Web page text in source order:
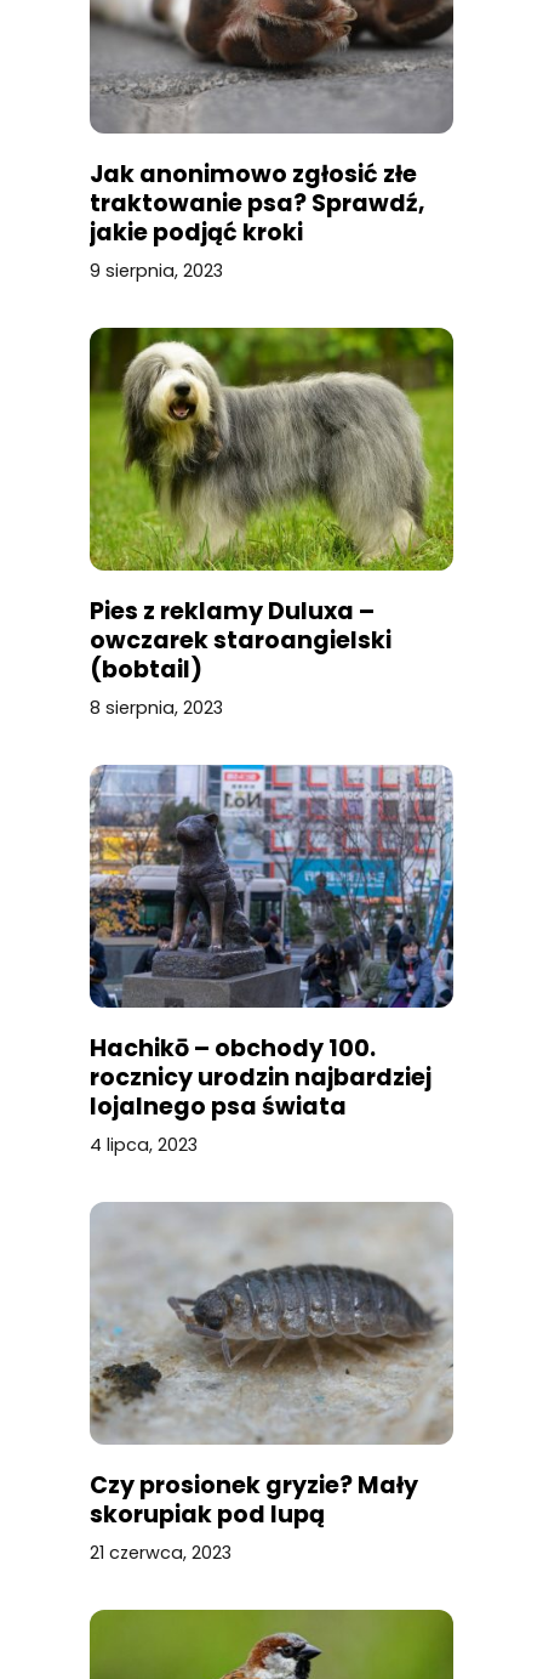
Jak anonimowo zgłosić złe
traktowanie psa? Sprawdź,
jakie podjąć kroki
9 sierpnia, 2023
Pies z reklamy Duluxa –
owczarek staroangielski
(bobtail)
8 sierpnia, 2023
Hachikō – obchody 100.
rocznicy urodzin najbardziej
lojalnego psa świata
4 lipca, 2023
Czy prosionek gryzie? Mały
skorupiak pod lupą
21 czerwca, 2023